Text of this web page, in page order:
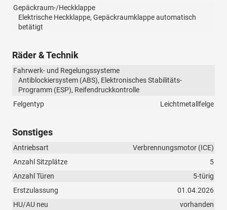
Gepäckraum-/Heckklappe
Elektrische Heckklappe, Gepäckraumklappe automatisch
betätigt
Räder & Technik
Fahrwerk- und Regelungssysteme
Antiblockiersystem (ABS), Elektronisches Stabilitäts-
Programm (ESP), Reifendruckkontrolle
Felgentyp
Leichtmetallfelge
Sonstiges
Antriebsart
Verbrennungsmotor (ICE)
Anzahl Sitzplätze
5
Anzahl Türen
5-türig
Erstzulassung
01.04.2026
HU/AU neu
vorhanden